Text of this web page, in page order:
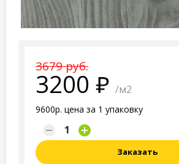
3679 руб.
3200 /м2
9600р. цена за 1 упаковку
Заказать